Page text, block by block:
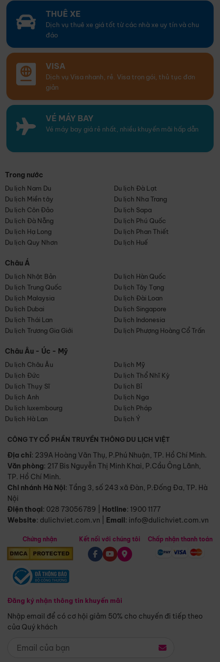
THUÊ XE
Dịch vụ thuê xe giá tốt từ các nhà xe uy tín và chu
đáo
VISA
Dịch vụ Visa nhanh, rẻ. Visa trọn gói, thủ tục đơn
giản
VÉ MÁY BAY
Vé máy bay giá rẻ nhất, nhiều khuyến mãi hấp dẫn
Trong nước
Du lịch Nam Du
Du lịch Đà Lạt
Du lịch Miền tây
Du lịch Nha Trang
Du lịch Côn Đảo
Du lịch Sapa
Du lịch Đà Nẵng
Du lịch Phú Quốc
Du lịch Hạ Long
Du lịch Phan Thiết
Du lịch Quy Nhơn
Du lịch Huế
Châu Á
Du lịch Nhật Bản
Du lịch Hàn Quốc
Du lịch Trung Quốc
Du lịch Tây Tạng
Du lịch Malaysia
Du lịch Đài Loan
Du lịch Dubai
Du lịch Singapore
Du lịch Thái Lan
Du lịch Indonesia
Du lịch Trương Gia Giới
Du lịch Phượng Hoàng Cổ Trấn
Châu Âu - Úc - Mỹ
Du lịch Châu Âu
Du lịch Mỹ
Du lịch Đức
Du lịch Thổ Nhĩ Kỳ
Du lịch Thụy Sĩ
Du lịch Bỉ
Du lịch Anh
Du lịch Nga
Du lịch luxembourg
Du lịch Pháp
Du lịch Hà Lan
Du lịch Ý
CÔNG TY CỔ PHẦN TRUYỀN THÔNG DU LỊCH VIỆT
Địa chỉ: 239A Hoàng Văn Thụ, P.Phú Nhuận, TP. Hồ Chí Minh.
Văn phòng: 217 Bis Nguyễn Thị Minh Khai, P.Cầu Ông Lãnh,
TP. Hồ Chí Minh.
Chi nhánh Hà Nội: Tầng 3, số 243 xã Đàn, P.Đống Đa, TP. Hà
Nội
Điện thoại: 028 73056789 Hotline: 1900 1177
Website: dulichviet.com.vn Email: info@dulichviet.com.vn
Chứng nhận
Đăng ký nhận thông tin khuyến mãi
Nhập email để có cơ hội giảm 50% cho chuyến đi tiếp theo
của Quý khách
Kết nối với chúng tôi Chấp nhận thanh toán